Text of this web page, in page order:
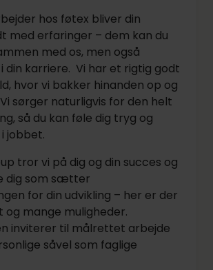
hos føtex bliver din
med erfaringer – dem kan du
med os, men også
din karriere. Vi har et rigtig godt
hvor vi bakker hinanden op og
sørger naturligvis for den helt
så du kan føle dig tryg og
jobbet.
tror vi på dig og din succes og
dig som sætter
for din udvikling – her er der
og mange muligheder.
inviterer til målrettet arbejde
såvel som faglige